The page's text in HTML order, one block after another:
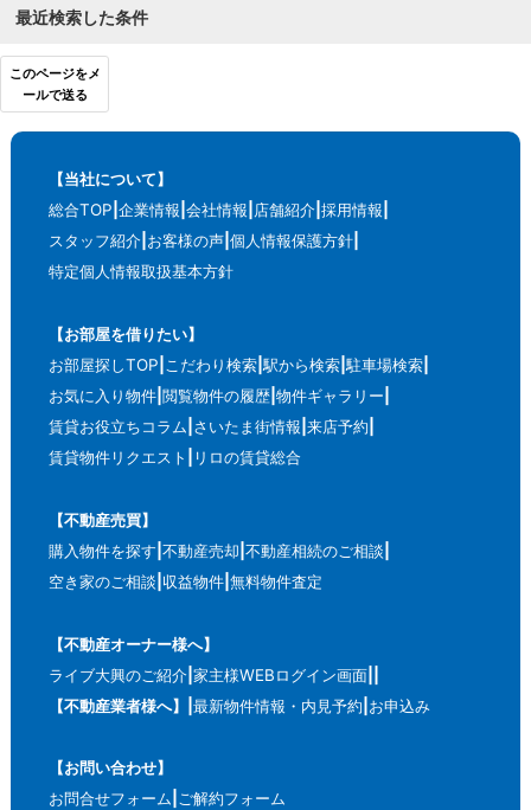
最近検索した条件
このページをメ
ールで送る
【当社について】
総合TOP 企業情報 会社情報 店舗紹介 採用情報
スタッフ紹介 お客様の声 個人情報保護方針
特定個人情報取扱基本方針
【お部屋を借りたい】
お部屋探しTOP こだわり検索 駅から検索 駐車場検索
お気に入り物件 閲覧物件の履歴 物件ギャラリー
賃貸お役立ちコラム さいたま街情報 来店予約
賃貸物件リクエスト
リロの賃貸総合
【不動産売買】
購入物件を探す 不動産売却 不動産相続のご相談
空き家のご相談 収益物件 無料物件査定
【不動産オーナー様へ】
ライブ大興のご紹介 家主様WEBログイン画面
【不動産業者様へ】
最新物件情報・内見予約 お申込み
【お問い合わせ】
お問合せフォーム ご解約フォーム